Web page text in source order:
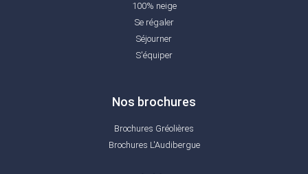
100% neige
Se régaler
Séjourner
S'équiper
Nos brochures
Brochures Gréolières
Brochures L'Audibergue